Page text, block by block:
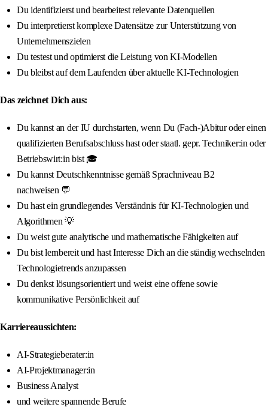
Du identifizierst und bearbeitest relevante Datenquellen
Du interpretierst komplexe Datensätze zur Unterstützung von
Unternehmenszielen
Du testest und optimierst die Leistung von KI-Modellen
Du bleibst auf dem Laufenden über aktuelle KI-Technologien
Das zeichnet Dich aus:
Du kannst an der IU durchstarten, wenn Du (Fach-)Abitur oder einen
qualifizierten Berufsabschluss hast oder staatl. gepr. Techniker:in oder
Betriebswirt:in bist 🎓
Du kannst Deutschkenntnisse gemäß Sprachniveau B2
nachweisen 💬
Du hast ein grundlegendes Verständnis für KI-Technologien und
Algorithmen 💡
Du weist gute analytische und mathematische Fähigkeiten auf
Du bist lernbereit und hast Interesse Dich an die ständig wechselnden
Technologietrends anzupassen
Du denkst lösungsorientiert und weist eine offene sowie
kommunikative Persönlichkeit auf
Karriereaussichten:
AI-Strategieberater:in
AI-Projektmanager:in
Business Analyst
und weitere spannende Berufe